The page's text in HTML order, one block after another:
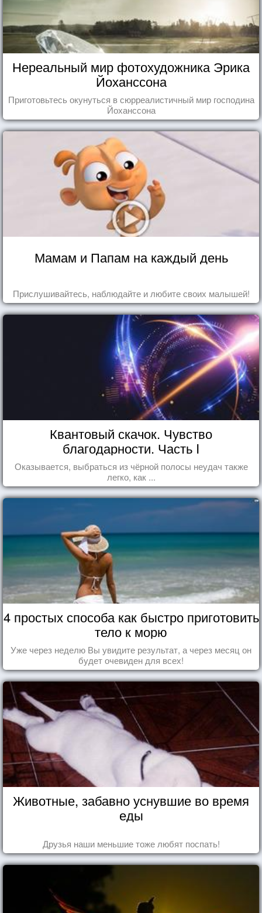
Нереальный мир фотохудожника Эрика
Йоханссона
Приготовьтесь окунуться в сюрреалистичный мир господина
Йоханссона
Мамам и Папам на каждый день
Прислушивайтесь, наблюдайте и любите своих малышей!
Квантовый скачок. Чувство
благодарности. Часть I
Оказывается, выбраться из чёрной полосы неудач также
легко, как ...
4 простых способа как быстро приготовить
тело к морю
Уже через неделю Вы увидите результат, а через месяц он
будет очевиден для всех!
Животные, забавно уснувшие во время
еды
Друзья наши меньшие тоже любят поспать!